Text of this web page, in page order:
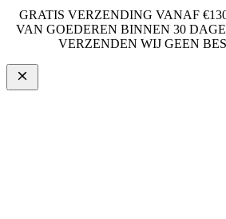
GRATIS VERZENDING VANAF
VAN GOEDEREN BINNEN 30
VERZENDEN WIJ GEEN